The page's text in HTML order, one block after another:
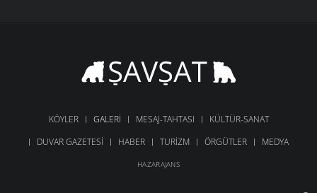
KÖYLER GALERI MESAJ-TAHTASI
KÜLTÜR-SANAT
DUVAR GAZETESI
HABER TURIZM ÖRGÜTLER MEDYA
HAZARAJANS